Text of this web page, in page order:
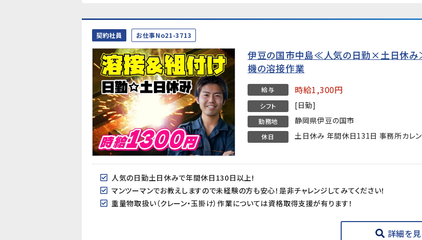
契約社員 お仕事No21-3713
伊豆の国市中島≪人気の日勤×土日休み
機の溶接作業
給与 時給1,300円
シフト [日勤]
勤務地 静岡県伊豆の国市
休日 土日休み 年間休日131日 事務所カレン
人気の日勤土日休みで年間休日130日以上!
マンツーマンでお教えしますので未経験の方も安心！是非チャレンジしてみてください！
重量物取扱い（クレーン・玉掛け）作業については資格取得支援が有ります！
詳細を